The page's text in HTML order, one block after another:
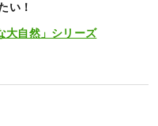
い！
大自然」シリーズ